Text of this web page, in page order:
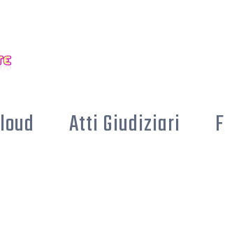
Atti Giudiziari